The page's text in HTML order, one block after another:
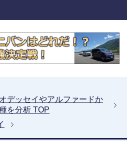
デッセイやアルファードか
を分析 TOP